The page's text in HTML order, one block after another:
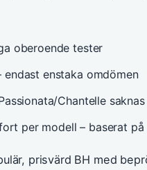
oberoende tester
endast enstaka omdömen
Chantelle saknas
per modell – baserat
prisvärd BH med